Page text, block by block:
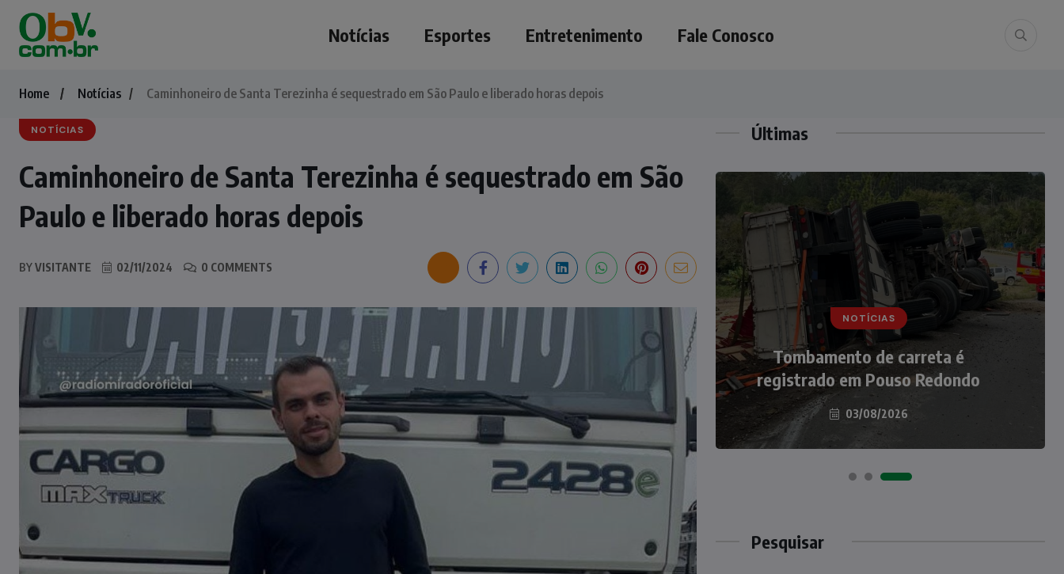
Notícias Esportes Entretenimento Fale Conosco
Home Notícias Caminhoneiro de Santa Terezinha é sequestrado em São Paulo e liberado horas depois
NOTÍCIAS
Caminhoneiro de Santa Terezinha é sequestrado em São
Paulo e liberado horas depois
BYVISITANTE 02/11/2024 0 COMMENTS
Últimas
Irmãos de 7 e 14 anos morrem
atropelados na BR-470 em Pouso
Redondo
04/08/2026
NOTÍCIAS
Tombamento de carreta é
registrado em Pouso Redondo
03/08/2026
NOTÍCIAS
Casal de idosos fica ferido após
veículo capotar em Pouso Redondo
07/08/2026
Pesquisar